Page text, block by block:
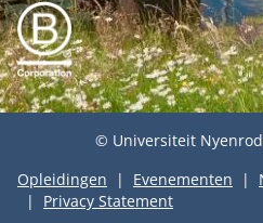
© Universiteit
Opleidingen
Evenementen
Privacy Statement